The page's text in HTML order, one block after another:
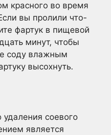
красного во время
вы пролили что-
фартук в пищевой
минут, чтобы
соду влажным
высохнуть.
соевого
является